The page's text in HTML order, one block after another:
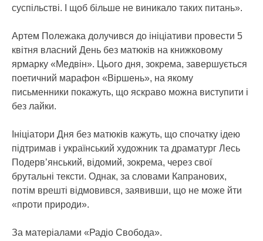
суспільстві. І щоб більше не виникало таких питань».
Артем Полежака долучився до ініціативи провести 5
квітня власний День без матюків на книжковому
ярмарку «Медвін». Цього дня, зокрема, завершується
поетичний марафон «Віршень», на якому
письменники покажуть, що яскраво можна виступити і
без лайки.
Ініціатори Дня без матюків кажуть, що спочатку ідею
підтримав і український художник та драматург Лесь
Подерв’янський, відомий, зокрема, через свої
брутальні тексти. Однак, за словами Капранових,
потім врешті відмовився, заявивши, що не може йти
«проти природи».
За матеріалами «Радіо Свобода».